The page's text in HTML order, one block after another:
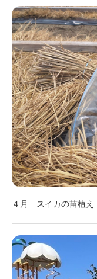
４月 スイカの苗植え